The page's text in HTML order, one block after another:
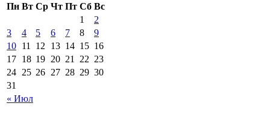
Пн Вт Ср Чт Пт Сб Вс
« Июл
1
2
3
4 5 6 7 8
9
10 11 12 13 14 15 16
17 18 19 20 21 22 23
24 25 26 27 28 29 30
31